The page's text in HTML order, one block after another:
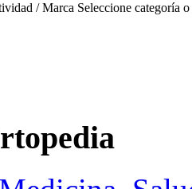
/ Marca Seleccione categoría